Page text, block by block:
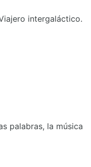
intergaláctico.
palabras, la música